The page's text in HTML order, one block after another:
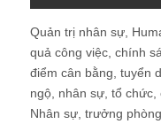
Quản trị nhân sự,
quả công việc, chính
điểm cân bằng, tuyển
ngộ, nhân sự, tổ
Nhân sự, trưởng